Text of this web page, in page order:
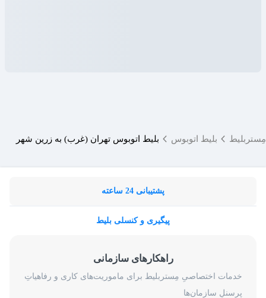
مِستربلیط بلیط اتوبوس بلیط اتوبوس تهران (غرب) به زرین شهر
پشتیبانی 24 ساعته
پیگیری و کنسلی بلیط
راهکارهای سازمانی
خدمات اختصاصیِ مِستربلیط برای ماموریت‌های کاری و رفاهیاتِ
پرسنلِ سازمان‌ها